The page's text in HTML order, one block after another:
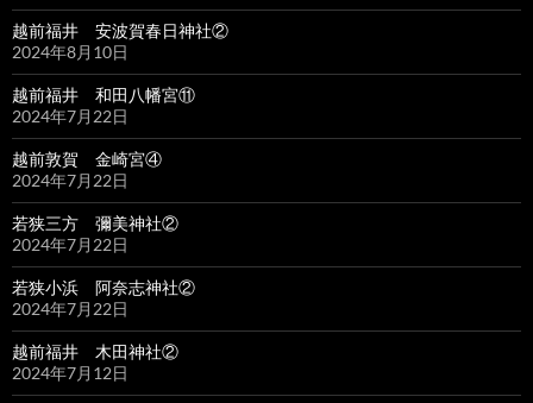
越前福井 安波賀春日神社②
2024年8月10日
越前福井 和田八幡宮⑪
2024年7月22日
越前敦賀 金崎宮④
2024年7月22日
若狭三方 彌美神社②
2024年7月22日
若狭小浜 阿奈志神社②
2024年7月22日
越前福井 木田神社②
2024年7月12日